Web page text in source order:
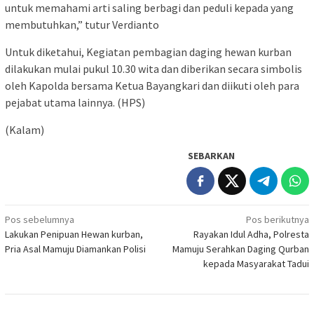
untuk memahami arti saling berbagi dan peduli kepada yang
membutuhkan,” tutur Verdianto
Untuk diketahui, Kegiatan pembagian daging hewan kurban
dilakukan mulai pukul 10.30 wita dan diberikan secara simbolis
oleh Kapolda bersama Ketua Bayangkari dan diikuti oleh para
pejabat utama lainnya. (HPS)
(Kalam)
SEBARKAN
Navigasi
pos
Pos sebelumnya
Lakukan Penipuan Hewan kurban,
Pria Asal Mamuju Diamankan Polisi
Pos berikutnya
Rayakan Idul Adha, Polresta
Mamuju Serahkan Daging Qurban
kepada Masyarakat Tadui